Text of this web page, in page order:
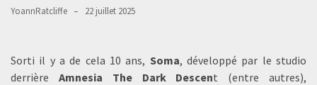
YoannRatcliffe 22 juillet 2025
Sorti il y a de cela 10 ans, Soma, développé par le studio
derrière Amnesia The Dark Descent (entre autres),